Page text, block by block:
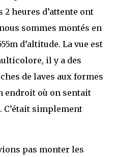
2 heures d’attente ont
sommes montés en
d’altitude. La vue est
il y a des
de laves aux formes
endroit où on sentait
C’était simplement
pas monter les